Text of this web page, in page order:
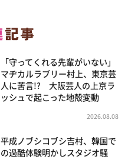
「守ってくれる先輩がいない」
マヂカルラブリー村上、東京芸
人に苦言!? 大阪芸人の上京ラ
ッシュで起こった地殻変動
2026.08.08
平成ノブシコブシ吉村、韓国で
の過酷体験明かしスタジオ騒